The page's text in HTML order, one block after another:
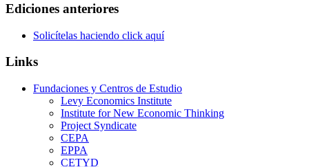
Ediciones anteriores
Solicítelas haciendo click aquí
Links
Fundaciones y Centros de Estudio
Levy Economics Institute
Institute for New Economic Thinking
Project Syndicate
CEPA
EPPA
CETYD